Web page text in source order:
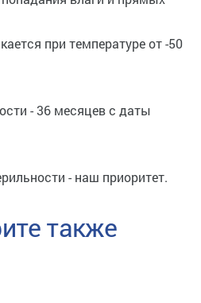
при температуре от -50
- 36 месяцев с даты
- наш приоритет.
также